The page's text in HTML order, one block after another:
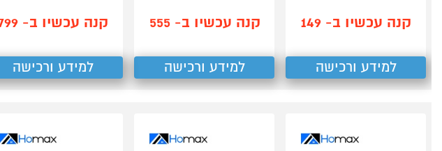
קנה עכשיו ב- 149
למידע ורכישה
קנה עכשיו ב- 555
למידע ורכישה
קנה עכשיו ב- 799
למידע ורכישה